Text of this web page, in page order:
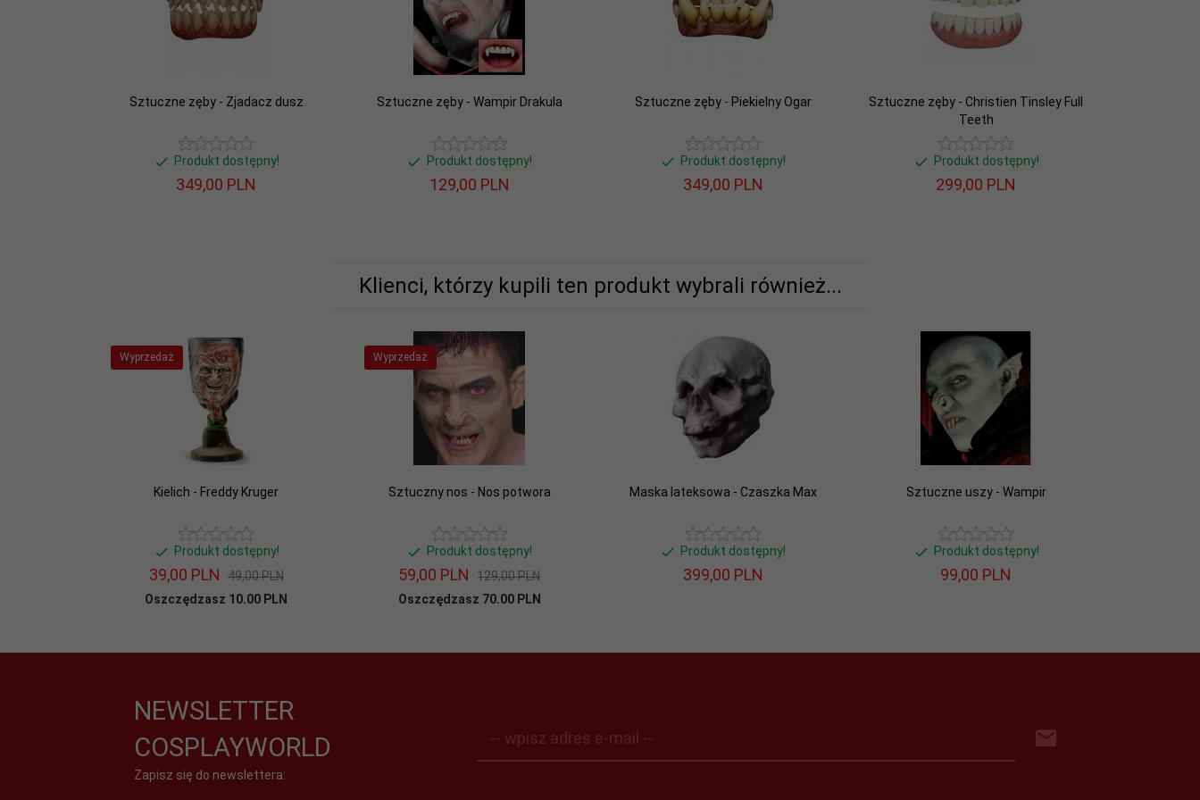
Sztuczne zęby - Zjadacz dusz
Produkt dostępny!
349,00 PLN
Sztuczne zęby - Wampir Drakula
Produkt dostępny!
129,00 PLN
Sztuczne zęby - Piekielny Ogar
Produkt dostępny!
349,00 PLN
Sztuczne zęby - Christien Tinsley Full
Teeth
Produkt dostępny!
299,00 PLN
Klienci, którzy kupili ten produkt wybrali również...
Wyprzedaż
Kielich - Freddy Kruger
Produkt dostępny!
39,00 PLN
49,00 PLN
Oszczędzasz 10.00 PLN
Wyprzedaż
Sztuczny nos - Nos potwora
Produkt dostępny!
59,00 PLN
129,00 PLN
Oszczędzasz 70.00 PLN
Maska lateksowa - Czaszka Max
Produkt dostępny!
399,00 PLN
Sztuczne uszy - Wampir
Produkt dostępny!
99,00 PLN
NEWSLETTER
COSPLAYWORLD
Zapisz się do newslettera:
-- wpisz adres e-mail --